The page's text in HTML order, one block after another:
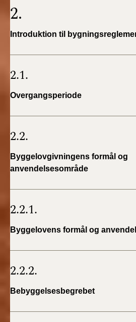
BR18 (1/1-4/7 2019)
BR18 (1/1-30/6
Tidligere BR (1961-
2010)
2.
Introduktion til
2.1.
Overgangsperiode
2.2.
Byggelovgivningens formål og
anvendelsesområde
2.2.1.
Byggelovens formål og
2.2.2.
Bebyggelsesbegrebet